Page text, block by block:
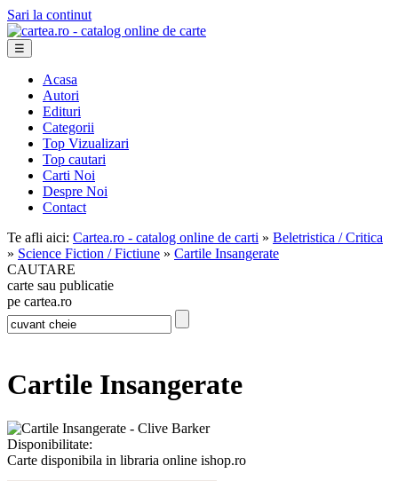
Sari la continut
☰
Acasa
Autori
Edituri
Categorii
Top Vizualizari
Top cautari
Carti Noi
Despre Noi
Contact
Te afli aici: Cartea.ro - catalog online de carti » Beletristica / Critica
» Science Fiction / Fictiune » Cartile Insangerate
CAUTARE
carte sau publicatie
pe cartea.ro
Cartile Insangerate
Disponibilitate:
Carte disponibila in libraria online ishop.ro